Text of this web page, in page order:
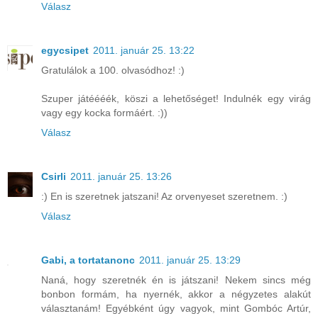
Válasz
egycsipet 2011. január 25. 13:22
Gratulálok a 100. olvasódhoz! :)
Szuper játéééék, köszi a lehetőséget! Indulnék egy virág
vagy egy kocka formáért. :))
Válasz
Csirli 2011. január 25. 13:26
:) En is szeretnek jatszani! Az orvenyeset szeretnem. :)
Válasz
Gabi, a tortatanonc 2011. január 25. 13:29
Naná, hogy szeretnék én is játszani! Nekem sincs még
bonbon formám, ha nyernék, akkor a négyzetes alakút
választanám! Egyébként úgy vagyok, mint Gombóc Artúr,